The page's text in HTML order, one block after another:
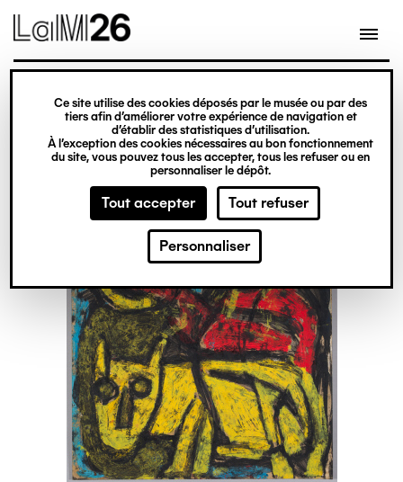
Gestion des cookies
Ce site utilise des cookies déposés par le musée ou par des
tiers afin d’améliorer votre expérience de navigation et
d’établir des statistiques d’utilisation.
À l’exception des cookies nécessaires au bon fonctionnement
du site, vous pouvez tous les accepter, tous les refuser ou en
personnaliser le dépôt.
Tout accepter Tout refuser
Personnaliser
contenu